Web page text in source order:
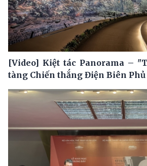
[Video] Kiệt tác Panorama –
tàng Chiến thắng Điện Biên Phủ